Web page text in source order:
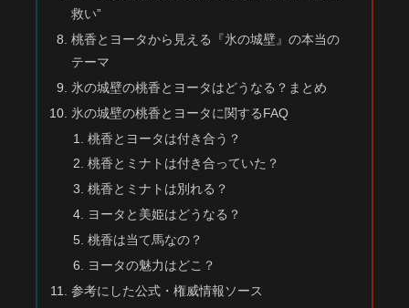
救い”
桃香とヨータから見える『氷の城壁』の本当の
テーマ
氷の城壁の桃香とヨータはどうなる？まとめ
氷の城壁の桃香とヨータに関するFAQ
桃香とヨータは付き合う？
桃香とミナトは付き合っていた？
桃香とミナトは別れる？
ヨータと美姫はどうなる？
桃香は当て馬なの？
ヨータの魅力はどこ？
参考にした公式・権威情報ソース